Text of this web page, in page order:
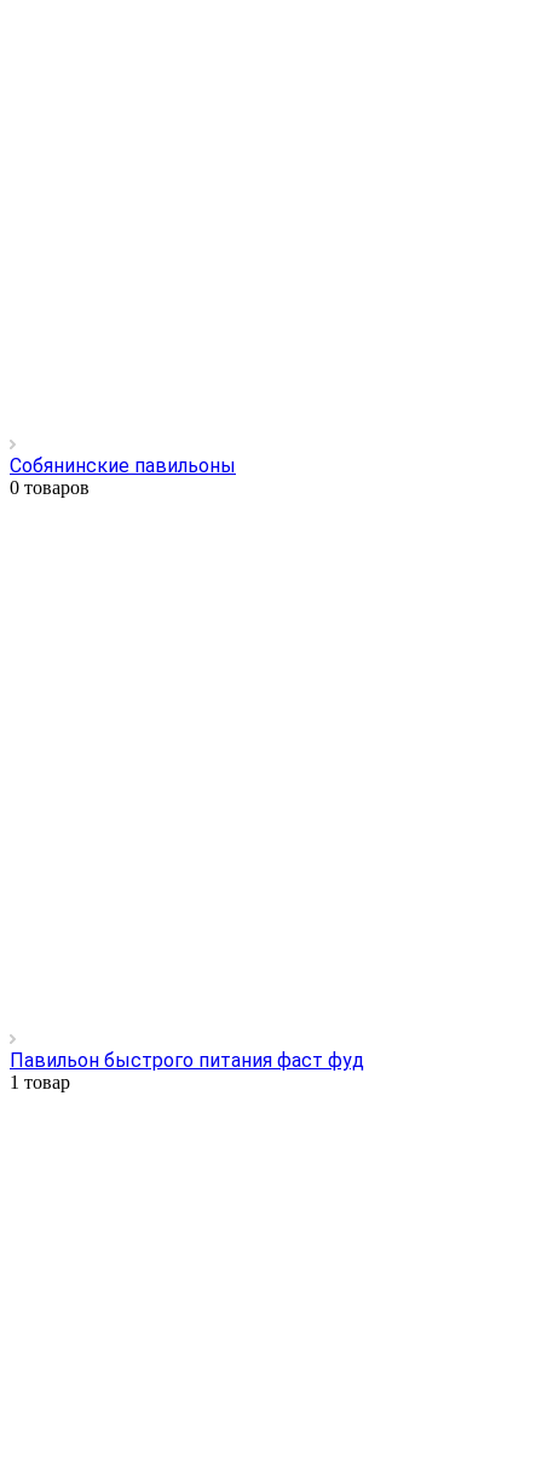
Собянинские павильоны
0 товаров
Павильон быстрого питания фаст фуд
1 товар